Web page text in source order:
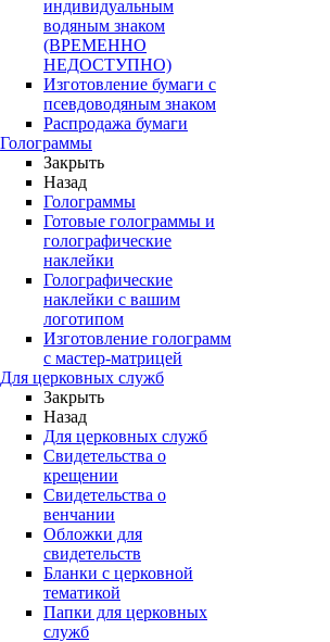
индивидуальным
водяным знаком
(ВРЕМЕННО
НЕДОСТУПНО)
Изготовление бумаги с
псевдоводяным знаком
Распродажа бумаги
Голограммы
Закрыть
Назад
Голограммы
Готовые голограммы и
голографические
наклейки
Голографические
наклейки с вашим
логотипом
Изготовление голограмм
с мастер-матрицей
Для церковных служб
Закрыть
Назад
Для церковных служб
Свидетельства о
крещении
Свидетельства о
венчании
Обложки для
свидетельств
Бланки с церковной
тематикой
Папки для церковных
служб